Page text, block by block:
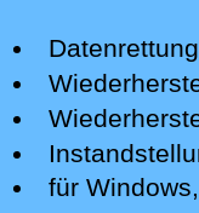
Wir retten
Nach
Schadens
Nach
wir Ihre
neuen
Wir retten
System
Wir
für